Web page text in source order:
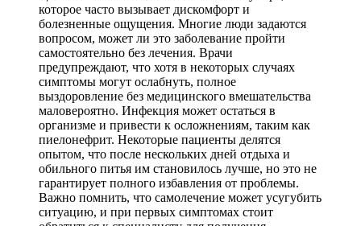
которое часто вызывает дискомфорт и
болезненные ощущения. Многие люди задаются
вопросом, может ли это заболевание пройти
самостоятельно без лечения. Врачи
предупреждают, что хотя в некоторых случаях
симптомы могут ослабнуть, полное
выздоровление без медицинского вмешательства
маловероятно. Инфекция может остаться в
организме и привести к осложнениям, таким как
пиелонефрит. Некоторые пациенты делятся
опытом, что после нескольких дней отдыха и
обильного питья им становилось лучше, но это не
гарантирует полного избавления от проблемы.
Важно помнить, что самолечение может усугубить
ситуацию, и при первых симптомах стоит